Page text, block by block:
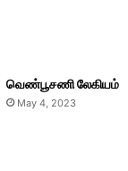
வெண்பூசணி லேகியம்
May 4, 2023